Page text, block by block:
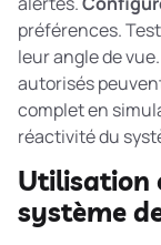
préférences.
leur angle de
autorisés
complet en
réactivité du
Utilisation
système